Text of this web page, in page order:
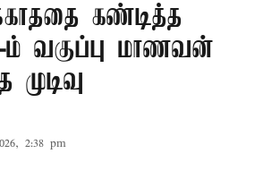
கண்டித்த
வகுப்பு மாணவன்
முடிவு
2:38 pm